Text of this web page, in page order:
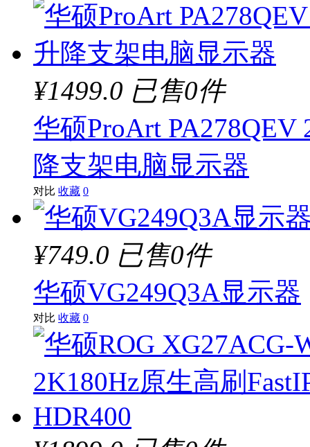
¥1499.0 已售0件
华硕ProArt
降支架电脑显示器
对比 收藏 0
¥749.0 已售0件
华硕VG249Q3A显示器
对比 收藏 0